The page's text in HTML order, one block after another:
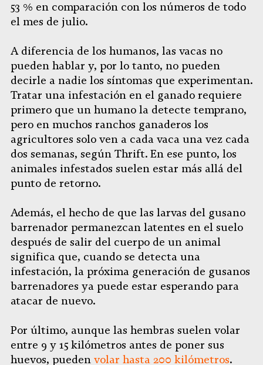
53 % en comparación con los números de todo
el mes de julio.
A diferencia de los humanos, las vacas no
pueden hablar y, por lo tanto, no pueden
decirle a nadie los síntomas que experimentan.
Tratar una infestación en el ganado requiere
primero que un humano la detecte temprano,
pero en muchos ranchos ganaderos los
agricultores solo ven a cada vaca una vez cada
dos semanas, según Thrift. En ese punto, los
animales infestados suelen estar más allá del
punto de retorno.
Además, el hecho de que las larvas del gusano
barrenador permanezcan latentes en el suelo
después de salir del cuerpo de un animal
significa que, cuando se detecta una
infestación, la próxima generación de gusanos
barrenadores ya puede estar esperando para
atacar de nuevo.
Por último, aunque las hembras suelen volar
entre 9 y 15 kilómetros antes de poner sus
huevos, pueden volar hasta 200 kilómetros.